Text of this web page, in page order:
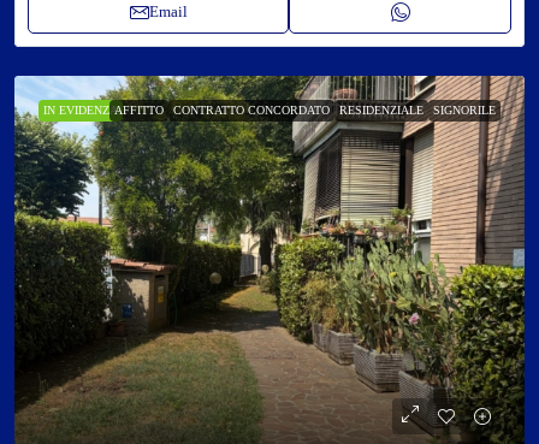
Email
IN EVIDENZAAFFITTO CONTRATTO CONCORDATO RESIDENZIALE SIGNORILE